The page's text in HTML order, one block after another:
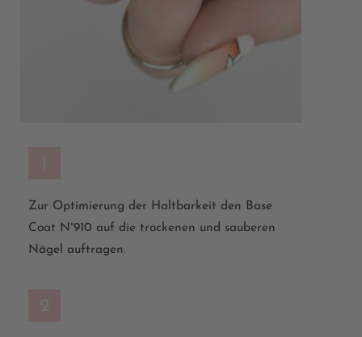
Zur Optimierung der Haltbarkeit den Base
Coat N°910 auf die trockenen und sauberen
Nägel auftragen.